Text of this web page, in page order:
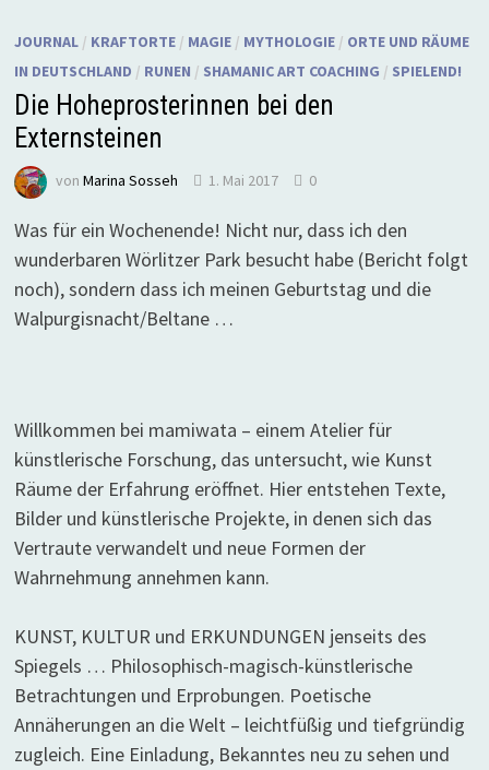
JOURNAL/ KRAFTORTE/ MAGIE/ MYTHOLOGIE/ ORTE UND RÄUME
IN DEUTSCHLAND / RUNEN / SHAMANIC ART COACHING / SPIELEND!
Die Hoheprosterinnen bei den
Externsteinen
von Marina Sosseh 1. Mai 2017 0
Was für ein Wochenende! Nicht nur, dass ich den
wunderbaren Wörlitzer Park besucht habe (Bericht folgt
noch), sondern dass ich meinen Geburtstag und die
Walpurgisnacht/Beltane …
Willkommen bei mamiwata – einem Atelier für
künstlerische Forschung, das untersucht, wie Kunst
Räume der Erfahrung eröffnet. Hier entstehen Texte,
Bilder und künstlerische Projekte, in denen sich das
Vertraute verwandelt und neue Formen der
Wahrnehmung annehmen kann.
KUNST, KULTUR und ERKUNDUNGEN jenseits des
Spiegels … Philosophisch-magisch-künstlerische
Betrachtungen und Erprobungen. Poetische
Annäherungen an die Welt – leichtfüßig und tiefgründig
zugleich. Eine Einladung, Bekanntes neu zu sehen und